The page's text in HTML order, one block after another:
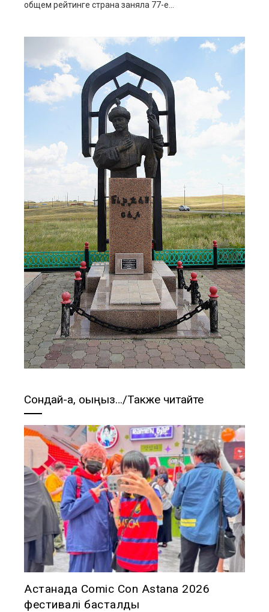
общем рейтинге страна заняла 77-е...
Сондай-ақ, оқыңыз…/Также читайте
Астанада Comic Con Astana 2026
фестивалі басталды